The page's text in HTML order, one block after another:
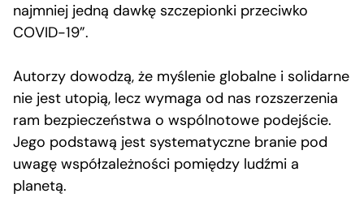
najmniej jedną dawkę szczepionki przeciwko
COVID-19”.
Autorzy dowodzą, że myślenie globalne i solidarne
nie jest utopią, lecz wymaga od nas rozszerzenia
ram bezpieczeństwa o wspólnotowe podejście.
Jego podstawą jest systematyczne branie pod
uwagę współzależności pomiędzy ludźmi a
planetą.